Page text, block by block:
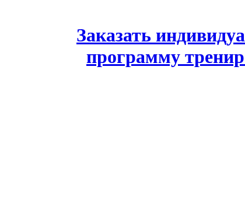
Заказать
программу